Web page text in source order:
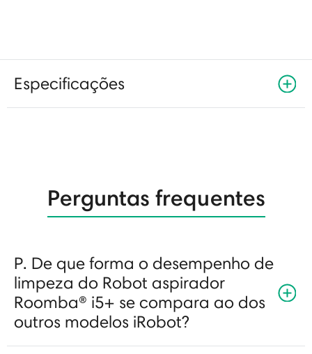
Especificações
Perguntas frequentes
P. De que forma o desempenho de
limpeza do Robot aspirador
Roomba® i5+ se compara ao dos
outros modelos iRobot?